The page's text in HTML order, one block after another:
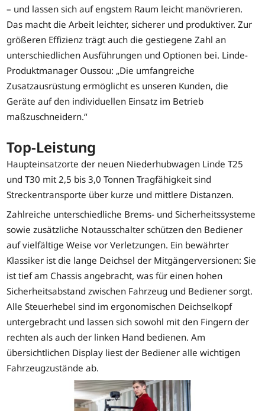
– und lassen sich auf engstem Raum leicht manövrieren.
Das macht die Arbeit leichter, sicherer und produktiver. Zur
größeren Effizienz trägt auch die gestiegene Zahl an
unterschiedlichen Ausführungen und Optionen bei. Linde-
Produktmanager Oussou: „Die umfangreiche
Zusatzausrüstung ermöglicht es unseren Kunden, die
Geräte auf den individuellen Einsatz im Betrieb
maßzuschneidern.“
Top-Leistung
Haupteinsatzorte der neuen Niederhubwagen Linde T25
und T30 mit 2,5 bis 3,0 Tonnen Tragfähigkeit sind
Streckentransporte über kurze und mittlere Distanzen.
Zahlreiche unterschiedliche Brems- und Sicherheitssysteme
sowie zusätzliche Notausschalter schützen den Bediener
auf vielfältige Weise vor Verletzungen. Ein bewährter
Klassiker ist die lange Deichsel der Mitgängerversionen: Sie
ist tief am Chassis angebracht, was für einen hohen
Sicherheitsabstand zwischen Fahrzeug und Bediener sorgt.
Alle Steuerhebel sind im ergonomischen Deichselkopf
untergebracht und lassen sich sowohl mit den Fingern der
rechten als auch der linken Hand bedienen. Am
übersichtlichen Display liest der Bediener alle wichtigen
Fahrzeugzustände ab.